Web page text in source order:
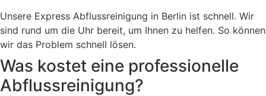
Unsere Express Abflussreinigung in Berlin ist schnell. Wir
sind rund um die Uhr bereit, um Ihnen zu helfen. So können
wir das Problem schnell lösen.
Was kostet eine professionelle
Abflussreinigung?